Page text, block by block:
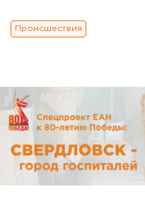
Происшествия